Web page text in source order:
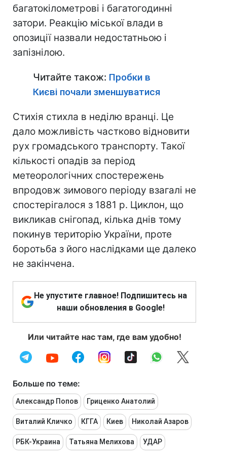
багатокілометрові і багатогодинні
затори. Реакцію міської влади в
опозиції назвали недостатньою і
запізнілою.
Читайте також: Пробки в
Києві почали зменшуватися
Стихія стихла в неділю вранці. Це
дало можливість частково відновити
рух громадського транспорту. Такої
кількості опадів за період
метеорологічних спостережень
впродовж зимового періоду взагалі не
спостерігалося з 1881 р. Циклон, що
викликав снігопад, кілька днів тому
покинув територію України, проте
боротьба з його наслідками ще далеко
не закінчена.
Не упустите главное! Подпишитесь на
наши обновления в Google!
Или читайте нас там, где вам удобно!
Больше по теме:
Александр Попов Гриценко Анатолий
Виталий Кличко КГГА Киев Николай Азаров
РБК-Украина Татьяна Мелихова УДАР